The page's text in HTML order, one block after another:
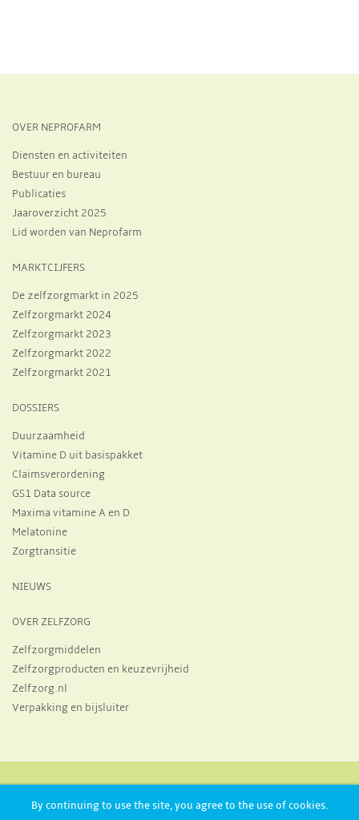
OVER NEPROFARM
Diensten en activiteiten
Bestuur en bureau
Publicaties
Jaaroverzicht 2025
Lid worden van Neprofarm
MARKTCIJFERS
De zelfzorgmarkt in 2025
Zelfzorgmarkt 2024
Zelfzorgmarkt 2023
Zelfzorgmarkt 2022
Zelfzorgmarkt 2021
DOSSIERS
Duurzaamheid
Vitamine D uit basispakket
Claimsverordening
GS1 Data source
Maxima vitamine A en D
Melatonine
Zorgtransitie
NIEUWS
OVER ZELFZORG
Zelfzorgmiddelen
Zelfzorgproducten en keuzevrijheid
Zelfzorg.nl
Verpakking en bijsluiter
By continuing to use the site, you agree to the use of cookies.